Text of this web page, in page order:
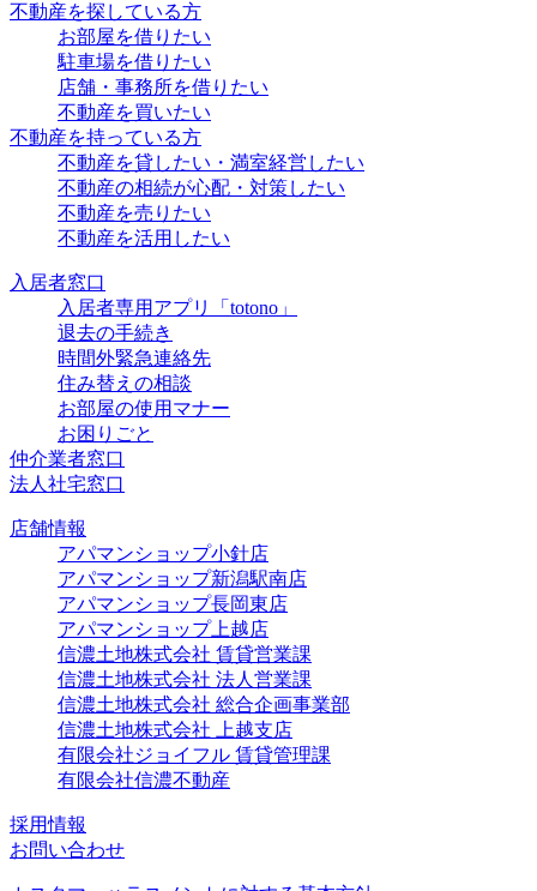
不動産を探している方
お部屋を借りたい
駐車場を借りたい
店舗・事務所を借りたい
不動産を買いたい
不動産を持っている方
不動産を貸したい・満室経営したい
不動産の相続が心配・対策したい
不動産を売りたい
不動産を活用したい
入居者窓口
入居者専用アプリ「totono」
退去の手続き
時間外緊急連絡先
住み替えの相談
お部屋の使用マナー
お困りごと
仲介業者窓口
法人社宅窓口
店舗情報
アパマンショップ小針店
アパマンショップ新潟駅南店
アパマンショップ長岡東店
アパマンショップ上越店
信濃土地株式会社 賃貸営業課
信濃土地株式会社 法人営業課
信濃土地株式会社 総合企画事業部
信濃土地株式会社 上越支店
有限会社ジョイフル 賃貸管理課
有限会社信濃不動産
採用情報
お問い合わせ